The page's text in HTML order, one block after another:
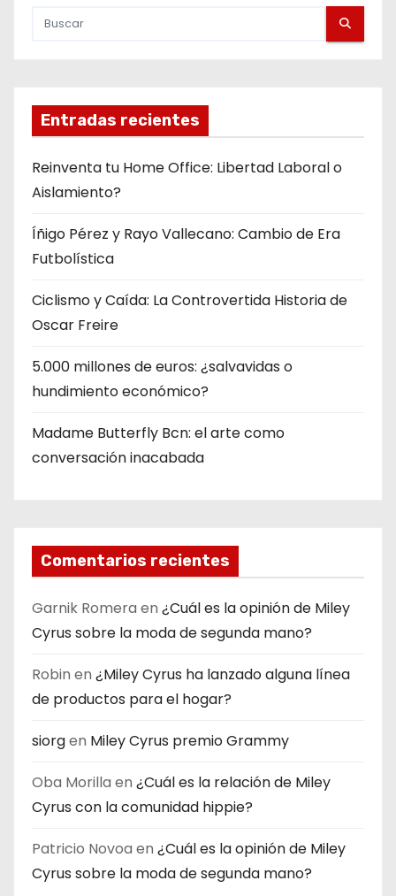
Entradas recientes
Reinventa tu Home Office: Libertad Laboral o
Aislamiento?
Íñigo Pérez y Rayo Vallecano: Cambio de Era
Futbolística
Ciclismo y Caída: La Controvertida Historia de
Oscar Freire
5.000 millones de euros: ¿salvavidas o
hundimiento económico?
Madame Butterfly Bcn: el arte como
conversación inacabada
Comentarios recientes
Garnik Romera en ¿Cuál es la opinión de Miley
Cyrus sobre la moda de segunda mano?
Robin en ¿Miley Cyrus ha lanzado alguna línea
de productos para el hogar?
siorgen Miley Cyrus premio Grammy
Oba Morilla en ¿Cuál es la relación de Miley
Cyrus con la comunidad hippie?
Patricio Novoa en ¿Cuál es la opinión de Miley
Cyrus sobre la moda de segunda mano?